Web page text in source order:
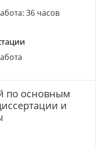
36 часов
по основным
и